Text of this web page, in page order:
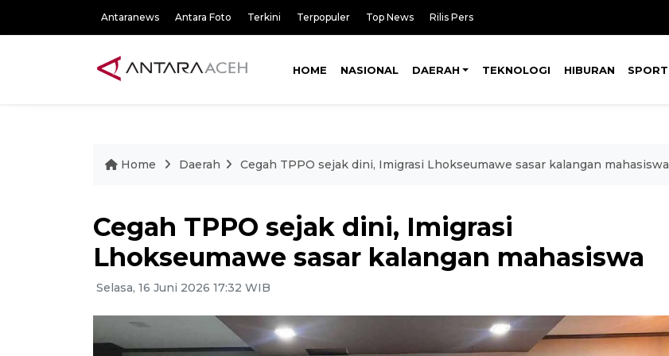
Antaranews Antara Foto Terkini Terpopuler Top News Rilis Pers
HOME NASIONAL DAERAH TEKNOLOGI HIBURAN SPORT
Home Daerah Cegah TPPO sejak dini, Imigrasi Lhokseumawe sasar kalangan mahasiswa
Cegah TPPO sejak dini, Imigrasi
Lhokseumawe sasar kalangan mahasiswa
Selasa, 16 Juni 2026 17:32 WIB